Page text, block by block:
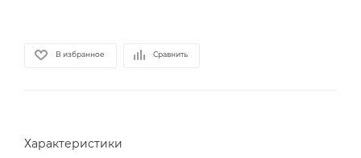
В избранное Сравнить
Характеристики